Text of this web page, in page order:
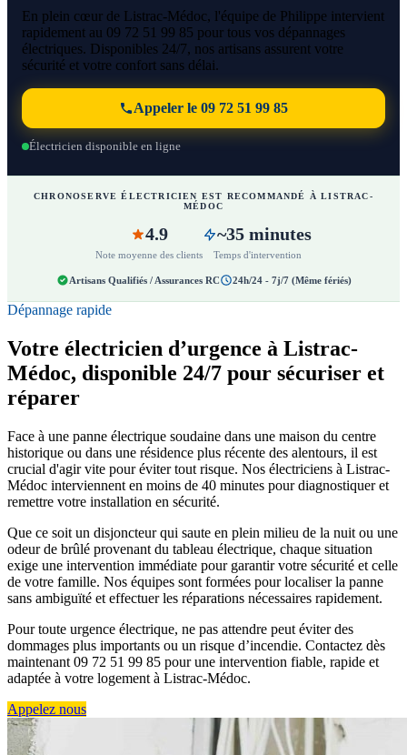
En plein cœur de Listrac-Médoc, l'équipe de Philippe intervient
rapidement au 09 72 51 99 85 pour tous vos dépannages
électriques. Disponibles 24/7, nos artisans assurent votre
sécurité et votre confort sans délai.
Appeler le 09 72 51 99 85
Électricien disponible en ligne
CHRONOSERVE ÉLECTRICIEN EST RECOMMANDÉ À LISTRAC-
MÉDOC
4.9
Note moyenne des clients
~35 minutes
Temps d'intervention
Artisans Qualifiés / Assurances RC 24h/24 - 7j/7 (Même fériés)
Dépannage rapide
Votre électricien d’urgence à Listrac-
Médoc, disponible 24/7 pour sécuriser et
réparer
Face à une panne électrique soudaine dans une maison du centre
historique ou dans une résidence plus récente des alentours, il est
crucial d'agir vite pour éviter tout risque. Nos électriciens à Listrac-
Médoc interviennent en moins de 40 minutes pour diagnostiquer et
remettre votre installation en sécurité.
Que ce soit un disjoncteur qui saute en plein milieu de la nuit ou une
odeur de brûlé provenant du tableau électrique, chaque situation
exige une intervention immédiate pour garantir votre sécurité et celle
de votre famille. Nos équipes sont formées pour localiser la panne
sans ambiguïté et effectuer les réparations nécessaires rapidement.
Pour toute urgence électrique, ne pas attendre peut éviter des
dommages plus importants ou un risque d’incendie. Contactez dès
maintenant 09 72 51 99 85 pour une intervention fiable, rapide et
adaptée à votre logement à Listrac-Médoc.
Appelez nous